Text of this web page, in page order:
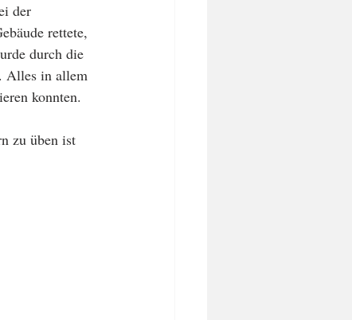
der
rettete,
durch die
Alles in allem
konnten.
zu üben ist